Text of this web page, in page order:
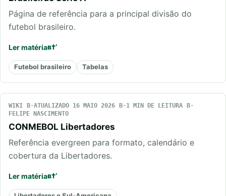
Página de referência para a principal divisão do
futebol brasileiro.
Ler matéria
Futebol brasileiro Tabelas
WIKI ATUALIZADO 16 MAIO 2026
1 MIN DE LEITURA
FELIPE NASCIMENTO
CONMEBOL Libertadores
Referência evergreen para formato, calendário e
cobertura da Libertadores.
Ler matéria